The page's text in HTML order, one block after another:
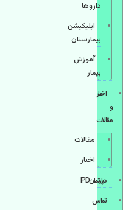
دارو‌ها
اپليكيشن
بيمارستان
آموزش
بیمار
اخبار
و
مقالات
مقالات
اخبار
دپارتمانIPD
تماس